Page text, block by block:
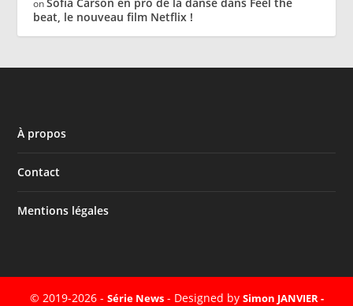
on
beat, le nouveau film Netflix !
À propos
Contact
Mentions légales
© 2019-2026 - Série News- Designed by Simon JANVIER -